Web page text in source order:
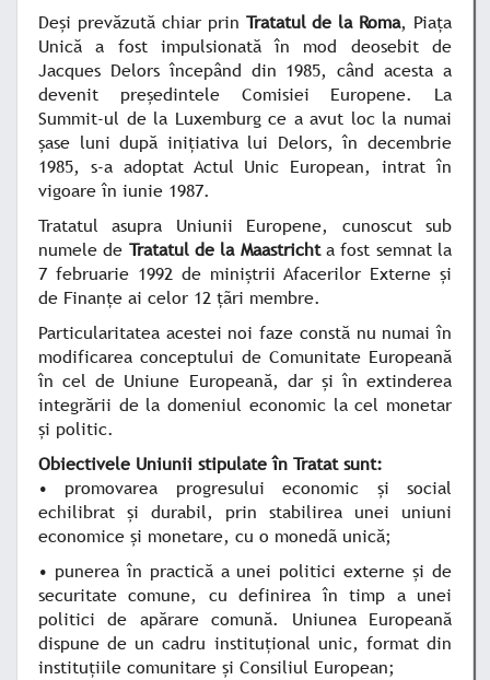
Deşi prevăzută chiar prin Tratatul de la Roma, Piaţa
Unică a fost impulsionată în mod deosebit de
Jacques Delors începând din 1985, când acesta a
devenit preşedintele Comisiei Europene. La
Summit-ul de la Luxemburg ce a avut loc la numai
şase luni după iniţiativa lui Delors, în decembrie
1985, s-a adoptat Actul Unic European, intrat în
vigoare în iunie 1987.
Tratatul asupra Uniunii Europene, cunoscut sub
numele de Tratatul de la Maastrichta fost semnat la
7 februarie 1992 de miniştrii Afacerilor Externe şi
de Finanţe ai celor 12 ţãri membre.
Particularitatea acestei noi faze constă nu numai în
modificarea conceptului de Comunitate Europeană
în cel de Uniune Europeană, dar şi în extinderea
integrării de la domeniul economic la cel monetar
şi politic.
Obiectivele Uniunii stipulate în Tratat sunt:
• promovarea progresului economic şi social
echilibrat şi durabil, prin stabilirea unei uniuni
economice şi monetare, cu o monedã unică;
• punerea în practică a unei politici externe şi de
securitate comune, cu definirea în timp a unei
politici de apărare comună. Uniunea Europeană
dispune de un cadru instituţional unic, format din
instituţiile comunitare şi Consiliul European;